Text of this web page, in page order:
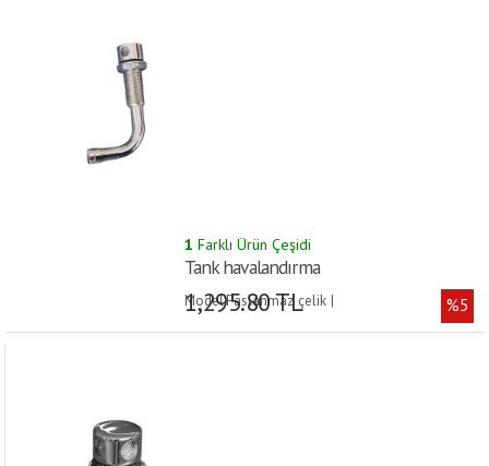
1 Farklı Ürün Çeşidi
Tank havalandırma
Model:Paslanmaz çelik |
1,295.80 TL %5